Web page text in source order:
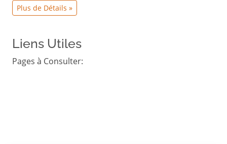
Plus de Détails »
Liens Utiles
Pages à Consulter: